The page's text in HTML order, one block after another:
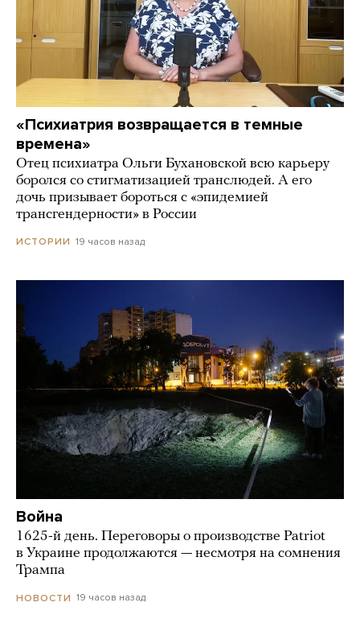
«Психиатрия возвращается в темные
времена»
Отец психиатра Ольги Бухановской всю карьеру
боролся со стигматизацией транслюдей. А его
дочь призывает бороться с «эпидемией
трансгендерности» в России
ИСТОРИИ 19 часов назад
Война
1625-й день. Переговоры о производстве Patriot
в Украине продолжаются — несмотря на сомнения
Трампа
НОВОСТИ 19 часов назад